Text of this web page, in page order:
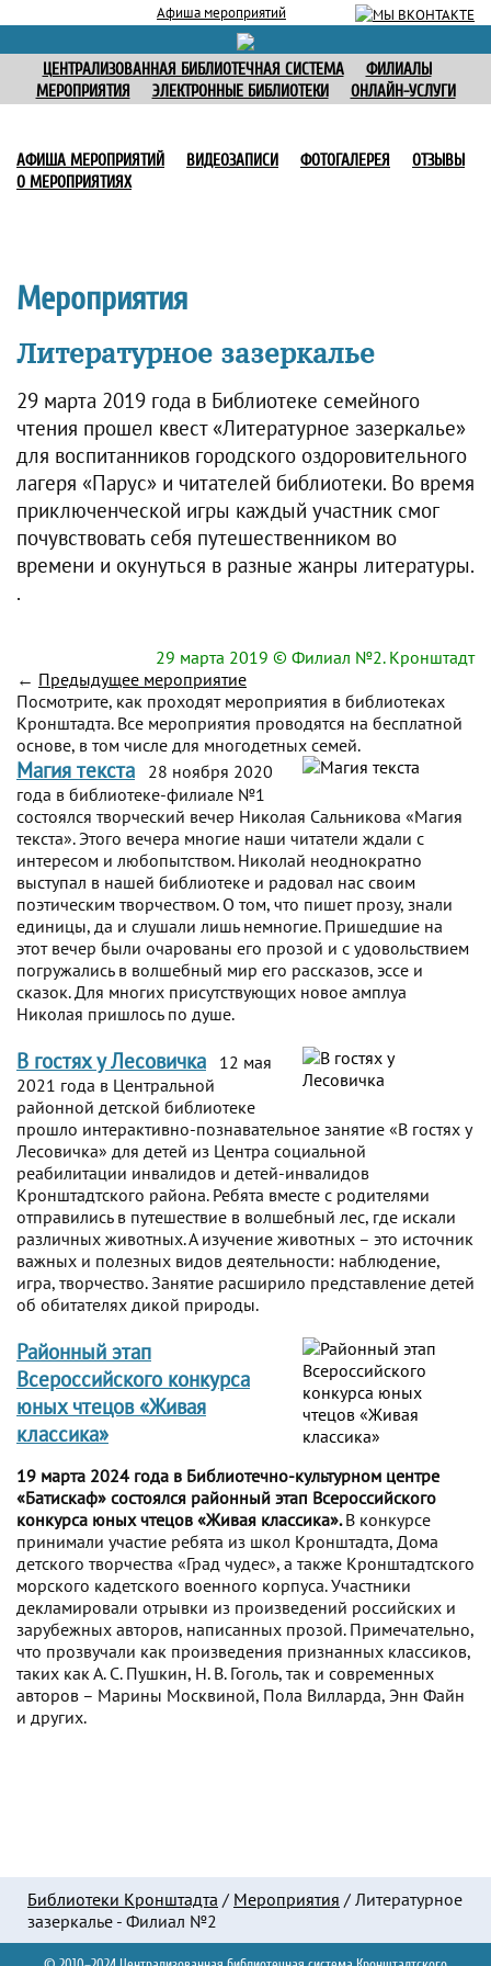
Афиша мероприятий
ЦЕНТРАЛИЗОВАННАЯ БИБЛИОТЕЧНАЯ СИСТЕМА
ФИЛИАЛЫ
МЕРОПРИЯТИЯ
ЭЛЕКТРОННЫЕ БИБЛИОТЕКИ ОНЛАЙН-УСЛУГИ
АФИША МЕРОПРИЯТИЙ ВИДЕОЗАПИСИ ФОТОГАЛЕРЕЯ
ОТЗЫВЫ
О МЕРОПРИЯТИЯХ
Мероприятия
Литературное зазеркалье
29 марта 2019 года в Библиотеке семейного
чтения прошел квест «Литературное зазеркалье»
для воспитанников городского оздоровительного
лагеря «Парус» и читателей библиотеки. Во время
приключенческой игры каждый участник смог
почувствовать себя путешественником во
времени и окунуться в разные жанры литературы.
.
29 марта 2019 © Филиал №2. Кронштадт
← Предыдущее мероприятие
Посмотрите, как проходят мероприятия в библиотеках
Кронштадта. Все мероприятия проводятся на бесплатной
основе, в том числе для многодетных семей.
Магия текста
28 ноября 2020
года в библиотеке-филиале №1
состоялся творческий вечер Николая Сальникова «Магия
текста». Этого вечера многие наши читатели ждали с
интересом и любопытством. Николай неоднократно
выступал в нашей библиотеке и радовал нас своим
поэтическим творчеством. О том, что пишет прозу, знали
единицы, да и слушали лишь немногие. Пришедшие на
этот вечер были очарованы его прозой и с удовольствием
погружались в волшебный мир его рассказов, эссе и
сказок. Для многих присутствующих новое амплуа
Николая пришлось по душе.
В гостях у Лесовичка
12 мая
2021 года в Центральной
районной детской библиотеке
прошло интерактивно-познавательное занятие «В гостях у
Лесовичка» для детей из Центра социальной
реабилитации инвалидов и детей-инвалидов
Кронштадтского района. Ребята вместе с родителями
отправились в путешествие в волшебный лес, где искали
различных животных. А изучение животных – это источник
важных и полезных видов деятельности: наблюдение,
игра, творчество. Занятие расширило представление детей
об обитателях дикой природы.
Районный этап
Всероссийского конкурса
юных чтецов «Живая
классика»
19 марта 2024 года в Библиотечно-культурном центре
«Батискаф» состоялся районный этап Всероссийского
конкурса юных чтецов «Живая классика».В конкурсе
принимали участие ребята из школ Кронштадта, Дома
детского творчества «Град чудес», а также Кронштадтского
морского кадетского военного корпуса. Участники
декламировали отрывки из произведений российских и
зарубежных авторов, написанных прозой. Примечательно,
что прозвучали как произведения признанных классиков,
таких как А. С. Пушкин, Н. В. Гоголь, так и современных
авторов – Марины Москвиной, Пола Вилларда, Энн Файн
и других.
Библиотеки Кронштадта / Мероприятия / Литературное
зазеркалье - Филиал №2